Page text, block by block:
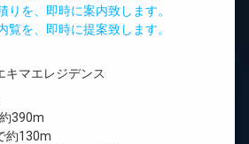
りを、即時に案内致します。
覧を、即時に提案致します。
キマエレジデンス
390m
約130m